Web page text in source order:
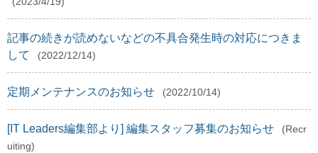
記事の続きが読めないなどの不具合発生時の対応につきま
して
(2022/12/14)
定期メンテナンスのお知らせ (2022/10/14)
[IT Leaders編集部より] 編集スタッフ募集のお知らせ
(Recr
uiting)